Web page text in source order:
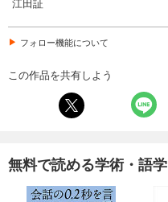
フォロー機能について
この作品を共有しよう
無料で読める学術・語学